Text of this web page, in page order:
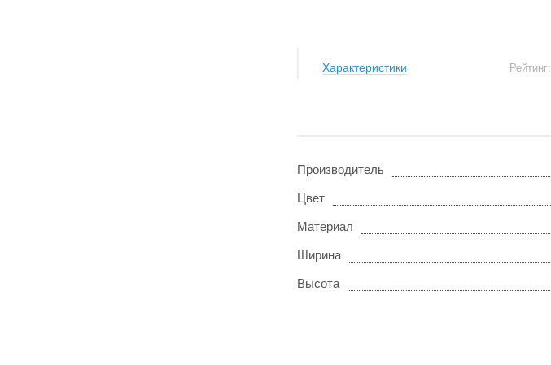
Характеристики Рейтинг:
Производитель
Цвет
Материал
Ширина
Высота